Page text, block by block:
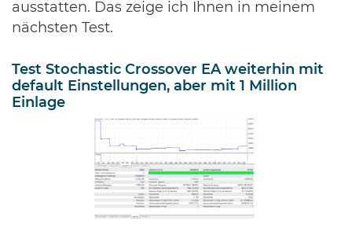
ausstatten. Das zeige ich Ihnen in meinem
nächsten Test.
Test Stochastic Crossover EA weiterhin mit
default Einstellungen, aber mit 1 Million
Einlage